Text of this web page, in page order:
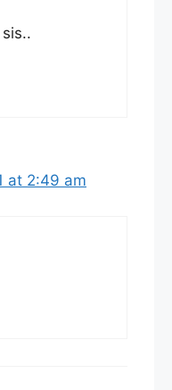
at 2:49 am